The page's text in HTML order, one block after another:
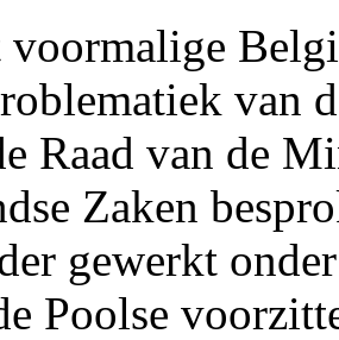
voormalige
van
Raad van de
Zaken
gewerkt
Poolse